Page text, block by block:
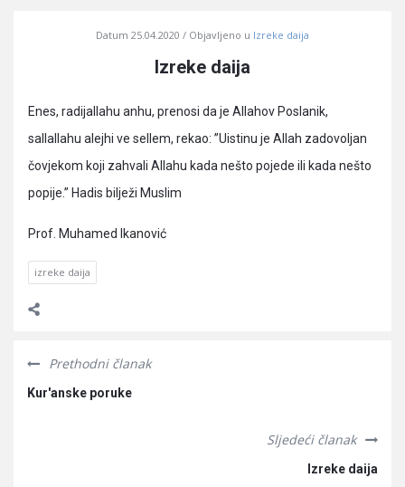
Latest
Articles
Datum 25.04.2020 Objavljeno u Izreke daija
Izreke daija
Enes, radijallahu anhu, prenosi da je Allahov Poslanik,
sallallahu alejhi ve sellem, rekao: ”Uistinu je Allah zadovoljan
čovjekom koji zahvali Allahu kada nešto pojede ili kada nešto
popije.” Hadis bilježi Muslim
Prof. Muhamed Ikanović
izreke daija
Prethodni članak
Kur'anske poruke
Sljedeći članak
Izreke daija